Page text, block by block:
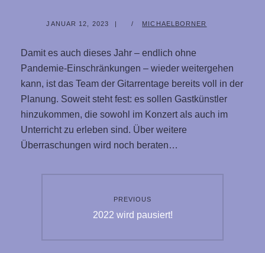
POSTED
JANUAR 12, 2023 BY
MICHAELBORNER
Damit es auch dieses Jahr – endlich ohne
Pandemie-Einschränkungen – wieder weitergehen
kann, ist das Team der Gitarrentage bereits voll in der
Planung. Soweit steht fest: es sollen Gastkünstler
hinzukommen, die sowohl im Konzert als auch im
Unterricht zu erleben sind. Über weitere
Überraschungen wird noch beraten…
PREVIOUS
Previous
2022 wird pausiert!